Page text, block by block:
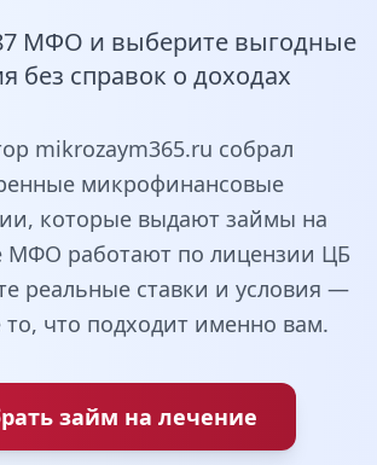
МФО и выберите выгодные
без справок о доходах
mikrozaym365.ru собрал
микрофинансовые
которые выдают займы на
МФО работают по лицензии ЦБ
реальные ставки и условия —
что подходит именно вам.
займ на лечение